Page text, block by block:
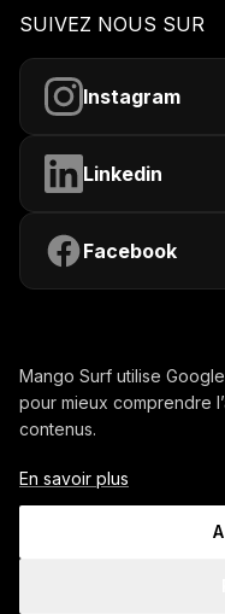
SUIVEZ NOUS SUR
Instagram
Linkedin
Facebook
Contactez-nous
Confidentialité
Mango Surf utilise
pour mieux comprendre
contenus.
En savoir plus